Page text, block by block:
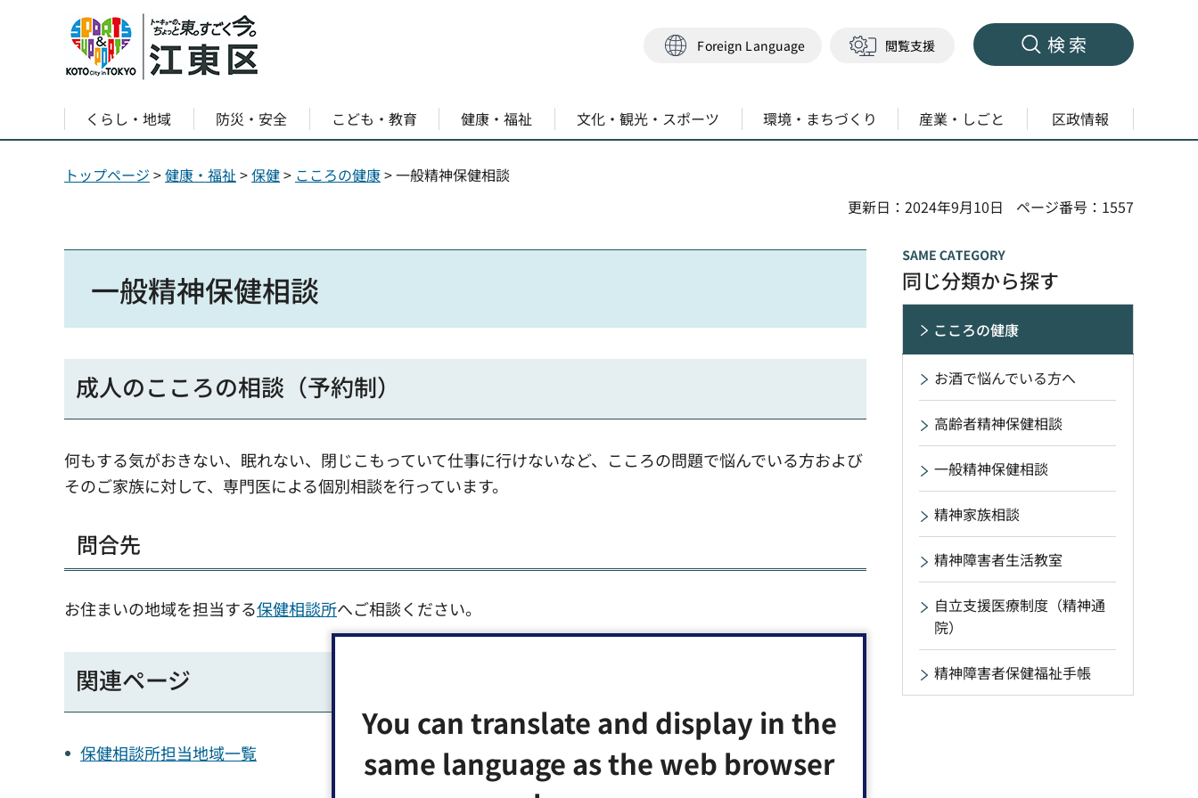
You can translate and display in the
same language as the web browser
Foreign Language 閲覧支援 検索
くらし・地域 防災・安全 こども・教育 健康・福祉 文化・観光・スポーツ 環境・まちづくり 産業・しごと 区政情報
トップページ >健康・福祉 >保健> こころの健康> 一般精神保健相談
更新日：2024年9月10日
ページ番号：1557
一般精神保健相談
成人のこころの相談（予約制）
何もする気がおきない、眠れない、閉じこもっていて仕事に行けないなど、こころの問題で悩んでいる方および
そのご家族に対して、専門医による個別相談を行っています。
問合先
お住まいの地域を担当する保健相談所へご相談ください。
関連ページ
保健相談所担当地域一覧
同じ分類から探す
こころの健康
お酒で悩んでいる方へ
高齢者精神保健相談
一般精神保健相談
精神家族相談
精神障害者生活教室
自立支援医療制度（精神通
院）
精神障害者保健福祉手帳